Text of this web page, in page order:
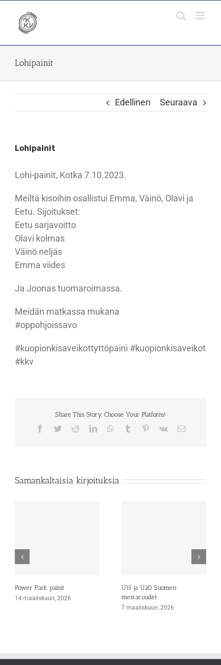
content
Lohipainit
Edellinen Seuraava
Lohipainit
Lohi-painit, Kotka 7.10.2023.
Meiltä kisoihin osallistui Emma, Väinö, Olavi ja
Eetu. Sijoitukset:
Eetu sarjavoitto
Olavi kolmas
Väinö neljäs
Emma viides
Ja Joonas tuomaroimassa.
Meidän matkassa mukana
#oppohjoissavo
#kuopionkisaveikottyttöpaini #kuopionkisaveikot
#kkv
Share This Story, Choose Your Platform!
Facebook
TwitterRedditLinkedInWhatsApp
Tumblr Pinterest
Vk Sähköposti
Samankaltaisia kirjoituksia
Power Park painit
14 maaliskuun, 2026
U15 ja U20 Suomen
mestaruudet
7 maaliskuun, 2026